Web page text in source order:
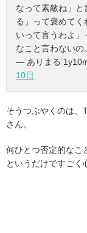
なって素敵ね」
る」って褒めて
いって言うわよ
なこと言わない
— ありまる
10日
そうつぶやくのは
さん。
何ひとつ否定的なこ
というだけですごく